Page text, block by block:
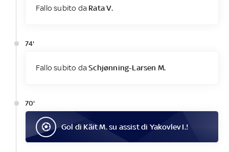
Fallo subito da Rata V.
74'
Fallo subito daSchjønning-Larsen M.
70'
Gol di Käit M.su assist di Yakovlev I.!